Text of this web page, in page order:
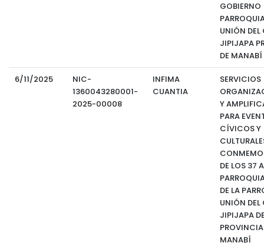
GOBIERNO
UNIÓN
JIPIJAPA
DE MANABÍ
6/11/2025
NIC-
1360043280001-
2025-00008
INFIMA
CUANTIA
SERVICIOS
Y
PARA
CÍVICOS Y
DE LOS 37
DE LA
UNIÓN
JIPIJAPA
PROVINCIA
MANABÍ